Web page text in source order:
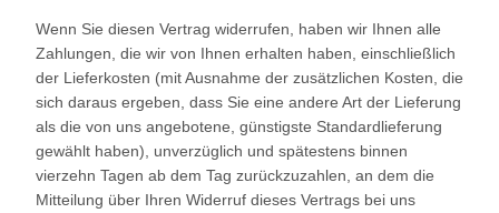
Wenn Sie diesen Vertrag widerrufen, haben wir Ihnen alle
Zahlungen, die wir von Ihnen erhalten haben, einschließlich
der Lieferkosten (mit Ausnahme der zusätzlichen Kosten, die
sich daraus ergeben, dass Sie eine andere Art der Lieferung
als die von uns angebotene, günstigste Standardlieferung
gewählt haben), unverzüglich und spätestens binnen
vierzehn Tagen ab dem Tag zurückzuzahlen, an dem die
Mitteilung über Ihren Widerruf dieses Vertrags bei uns